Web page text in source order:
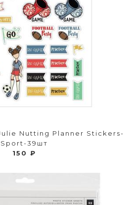
Nutting Planner Stickers-
Sport-39шт
150 ₽